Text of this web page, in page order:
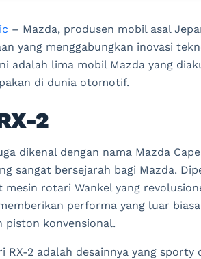
– Mazda, produsen mobil asal
yang menggabungkan inovasi
adalah lima mobil Mazda yang
di dunia otomotif.
2
dikenal dengan nama Mazda
sangat bersejarah bagi Mazda.
rotari Wankel yang
performa yang luar
piston konvensional.
RX-2 adalah desainnya yang sporty